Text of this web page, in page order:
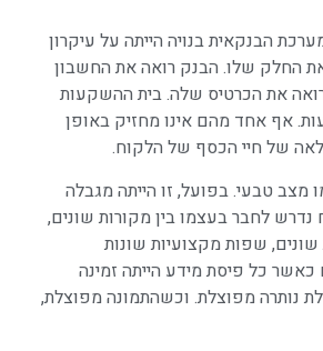
הבנקאית בנויה הייתה על עיקרון
החלק שלו. הבנק רואה את החשבון
את הכרטיס שלה. בית ההשקעות
אף אחד מהם אינו מחזיק באופן
של חיי הכסף של הלקוח.
מצב טבעי. בפועל, זו הייתה מגבלה
לחבר בעצמו בין מקורות שונים,
שפות מקצועיות שונות
כאשר כל פיסת מידע הייתה זמינה
נותרה מפוצלת. וכשהתמונה מפוצלת,